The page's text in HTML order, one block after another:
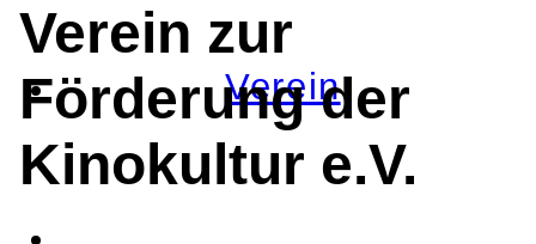
Verein
Verein zur
Förderung der
Kinokultur e.V.